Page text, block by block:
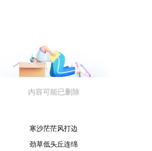
寒沙茫茫风打边
劲草低头丘连绵